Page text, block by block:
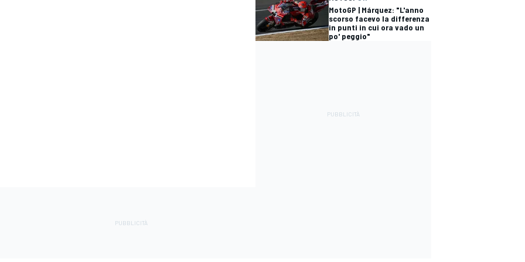
MotoGP | Márquez: "L'anno
scorso facevo la differenza
in punti in cui ora vado un
po' peggio"